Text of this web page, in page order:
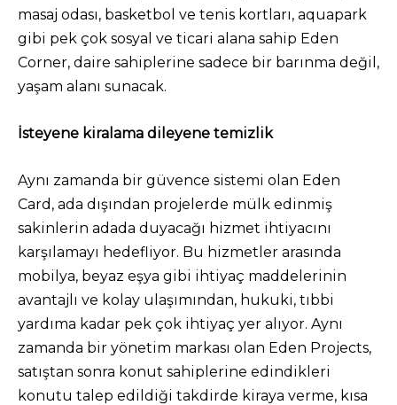
masaj odası, basketbol ve tenis kortları, aquapark
gibi pek çok sosyal ve ticari alana sahip Eden
Corner, daire sahiplerine sadece bir barınma değil,
yaşam alanı sunacak.
İsteyene kiralama dileyene temizlik
Aynı zamanda bir güvence sistemi olan Eden
Card, ada dışından projelerde mülk edinmiş
sakinlerin adada duyacağı hizmet ihtiyacını
karşılamayı hedefliyor. Bu hizmetler arasında
mobilya, beyaz eşya gibi ihtiyaç maddelerinin
avantajlı ve kolay ulaşımından, hukuki, tıbbi
yardıma kadar pek çok ihtiyaç yer alıyor. Aynı
zamanda bir yönetim markası olan Eden Projects,
satıştan sonra konut sahiplerine edindikleri
konutu talep edildiği takdirde kiraya verme, kısa